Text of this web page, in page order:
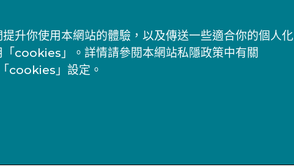
升你使用本網站的體驗，以及傳送一些適合你的個人化
cookies」。詳情請參閱本網站私隱政策中有關
cookies」設定。